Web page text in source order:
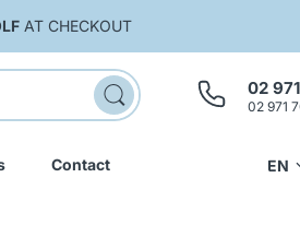
AT CHECKOUT
02
02 971
Contact